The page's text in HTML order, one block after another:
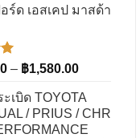
ร์ด เอสเคป มาสด้า
– ฿1,580.00Price
฿1,020.00
through
฿1,580.00
เบิด TOYOTA
/ PRIUS / CHR